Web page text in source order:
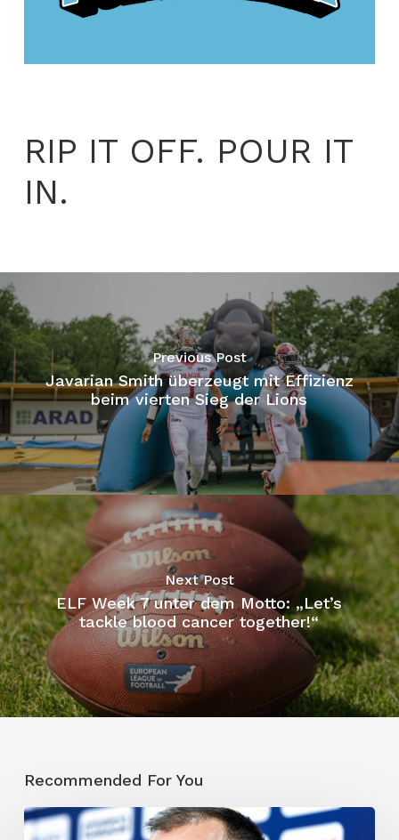
RIP IT OFF. POUR IT
IN.
Previous Post
Javarian Smith überzeugt mit Effizienz
beim vierten Sieg der Lions
Next Post
ELF Week 7 unter dem Motto: „Let’s
tackle blood cancer together!“
Recommended For You
Trotz